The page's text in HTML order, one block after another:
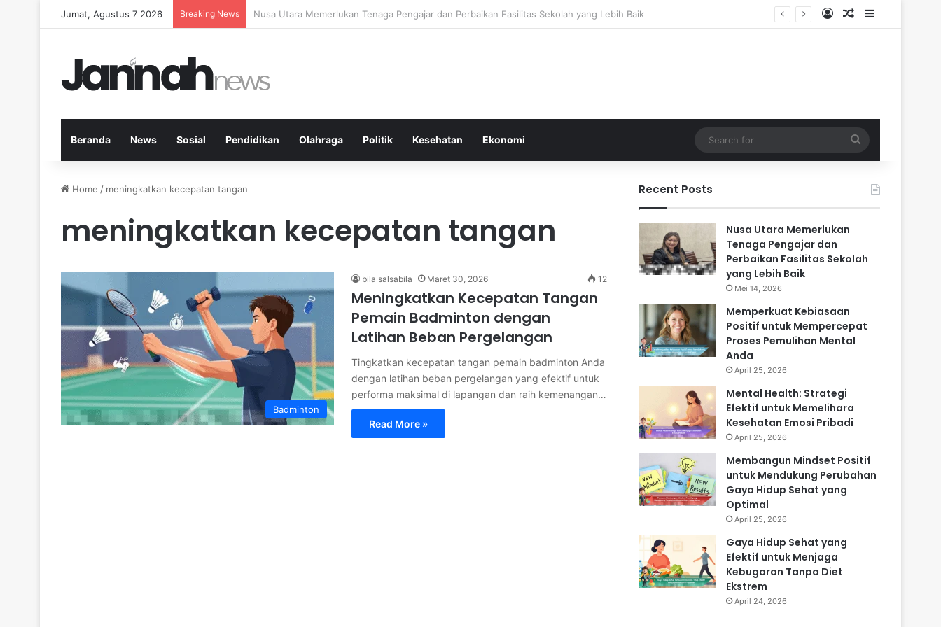
Jumat, Agustus 7 2026 Breaking News Memperkuat Kebiasaan Positif untuk Mempercepat Proses Pemulihan Mental Anda Log InRandom Article
Sidebar
Beranda News Sosial Pendidikan Olahraga Politik Kesehatan Ekonomi
for
Home / meningkatkan kecepatan tangan
meningkatkan kecepatan tangan
Badminton
bila salsabila Maret 30, 2026 12
Meningkatkan Kecepatan Tangan
Pemain Badminton dengan
Latihan Beban Pergelangan
Tingkatkan kecepatan tangan pemain badminton Anda
dengan latihan beban pergelangan yang efektif untuk
performa maksimal di lapangan dan raih kemenangan…
Read More »
Recent Posts
Nusa Utara Memerlukan
Tenaga Pengajar dan
Perbaikan Fasilitas Sekolah
yang Lebih Baik
Mei 14, 2026
Memperkuat Kebiasaan
Positif untuk Mempercepat
Proses Pemulihan Mental
Anda
April 25, 2026
Mental Health: Strategi
Efektif untuk Memelihara
Kesehatan Emosi Pribadi
April 25, 2026
Membangun Mindset Positif
untuk Mendukung Perubahan
Gaya Hidup Sehat yang
Optimal
April 25, 2026
Gaya Hidup Sehat yang
Efektif untuk Menjaga
Kebugaran Tanpa Diet
Ekstrem
April 24, 2026